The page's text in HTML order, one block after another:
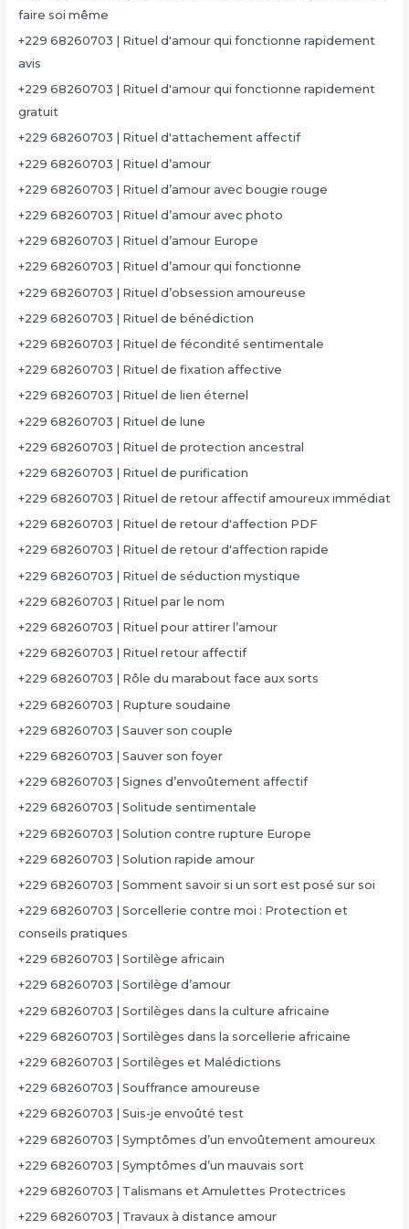
faire soi même
+229 68260703 | Rituel d'amour qui fonctionne rapidement
avis
+229 68260703 | Rituel d'amour qui fonctionne rapidement
gratuit
+229 68260703 | Rituel d'attachement affectif
+229 68260703 | Rituel d’amour
+229 68260703 | Rituel d’amour avec bougie rouge
+229 68260703 | Rituel d’amour avec photo
+229 68260703 | Rituel d’amour Europe
+229 68260703 | Rituel d’amour qui fonctionne
+229 68260703 | Rituel d’obsession amoureuse
+229 68260703 | Rituel de bénédiction
+229 68260703 | Rituel de fécondité sentimentale
+229 68260703 | Rituel de fixation affective
+229 68260703 | Rituel de lien éternel
+229 68260703 | Rituel de lune
+229 68260703 | Rituel de protection ancestral
+229 68260703 | Rituel de purification
+229 68260703 | Rituel de retour affectif amoureux immédiat
+229 68260703 | Rituel de retour d'affection PDF
+229 68260703 | Rituel de retour d'affection rapide
+229 68260703 | Rituel de séduction mystique
+229 68260703 | Rituel par le nom
+229 68260703 | Rituel pour attirer l’amour
+229 68260703 | Rituel retour affectif
+229 68260703 | Rôle du marabout face aux sorts
+229 68260703 | Rupture soudaine
+229 68260703 | Sauver son couple
+229 68260703 | Sauver son foyer
+229 68260703 | Signes d’envoûtement affectif
+229 68260703 | Solitude sentimentale
+229 68260703 | Solution contre rupture Europe
+229 68260703 | Solution rapide amour
+229 68260703 | Somment savoir si un sort est posé sur soi
+229 68260703 | Sorcellerie contre moi : Protection et
conseils pratiques
+229 68260703 | Sortilège africain
+229 68260703 | Sortilège d’amour
+229 68260703 | Sortilèges dans la culture africaine
+229 68260703 | Sortilèges dans la sorcellerie africaine
+229 68260703 | Sortilèges et Malédictions
+229 68260703 | Souffrance amoureuse
+229 68260703 | Suis-je envoûté test
+229 68260703 | Symptômes d’un envoûtement amoureux
+229 68260703 | Symptômes d’un mauvais sort
+229 68260703 | Talismans et Amulettes Protectrices
+229 68260703 | Travaux à distance amour